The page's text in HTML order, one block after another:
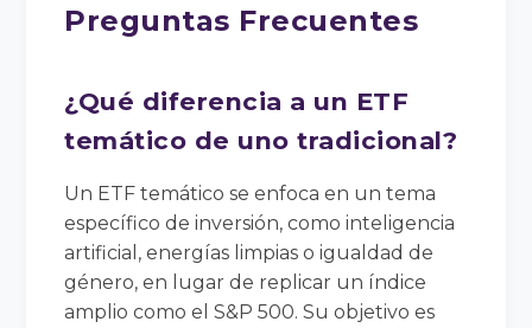
Preguntas Frecuentes
¿Qué diferencia a un ETF
temático de uno tradicional?
Un ETF temático se enfoca en un tema
específico de inversión, como inteligencia
artificial, energías limpias o igualdad de
género, en lugar de replicar un índice
amplio como el S&P 500. Su objetivo es